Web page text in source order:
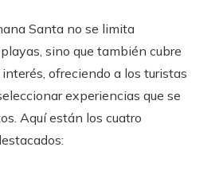
Santa no se limita
sino que también cubre
ofreciendo a los turistas
experiencias que se
Aquí están los cuatro